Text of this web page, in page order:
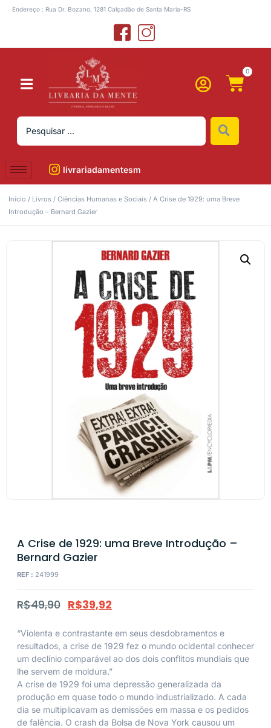
Endereço : Rua Dr. Bozano, 1281 Calçadão de Santa Maria-RS
0
livrariadamentesm
Início / Livros / Ciências Humanas e Sociais / A Crise de 1929: uma Breve
Introdução – Bernard Gazier
A Crise de 1929: uma Breve Introdução –
Bernard Gazier
REF : 241999
R$49,90 R$39,92
“Violenta e contrastante em seus desdobramentos e
resultados, a crise de 1929 fez o mundo ocidental conhecer
um declínio comparável ao dos dois conflitos mundiais que
lhe servem de moldura.”
A crise de 1929 foi uma depressão generalizada da
produção em quase todo o mundo industrializado. A cada
dia se multiplicavam as demissões em massa e os pedidos
de falência. O crash da Bolsa de Nova York causou um